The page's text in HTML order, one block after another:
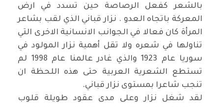
بالشعر كفعل الرصاصة حين تسدد في ارض
المعركة باتجاه العدو . نزار قباني الذي لقب بشاعر
المرأة كان فعالا في الجوانب الانسانية الاخرى التي
تناولها في شعره ولا تقل أهمية نزار المولود في
سوريا عام 1923 والذي غادر عالمنا عام 1998 لم
تستطع الشعرية العربية حتى هذه اللحظة ان
تنجب شاعرا بمستوى نزار قباني.
لقد شغل نزار وعلى مدى عقود طويلة قلوب